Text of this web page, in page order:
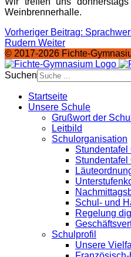
Weinbrennerhalle.
Vorheriger Beitrag:
Rudern Weiter
© 2017-2026 Fichte-
Suchen
Startseite
Unsere Schule
Grußwort der
Leitbild
Schulorganisation
Stundentafel
Stundentafel
Schul- und
Regelung
Schulprofil
Unsere